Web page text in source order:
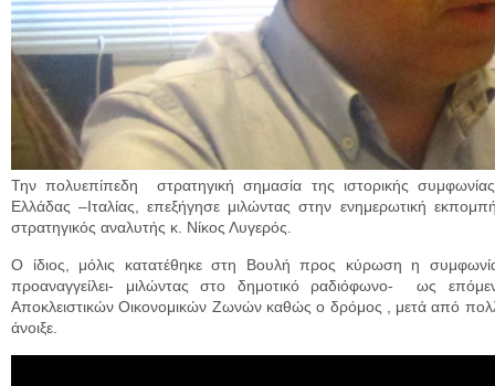
Την πολυεπίπεδη στρατηγική σημασία της ιστορικής
Ελλάδας –Ιταλίας, επεξήγησε μιλώντας στην ενημερωτική
στρατηγικός αναλυτής κ. Νίκος Λυγερός.
Ο ίδιος, μόλις κατατέθηκε στη Βουλή προς κύρωση η
προαναγγείλει- μιλώντας στο δημοτικό ραδιόφωνο- ως
Αποκλειστικών Οικονομικών Ζωνών καθώς ο δρόμος , μετά από
άνοιξε.